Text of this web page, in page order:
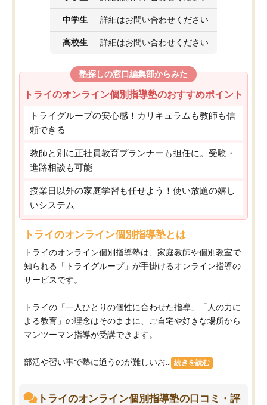
中学生 詳細はお問い合わせください
高校生 詳細はお問い合わせください
塾探しの窓口編集部からみた
トライのオンライン個別指導塾のおすすめポイント
トライグループの安心感！カリキュラムも教師も信
頼できる
教師と別に正社員教育プランナーも担任に。受験・
進路相談も可能
授業日以外の家庭学習も任せよう！使い放題の嬉し
いシステム
トライのオンライン個別指導塾とは
トライのオンライン個別指導塾は、家庭教師や個別教室で
知られる「トライグループ」が手掛けるオンライン指導の
サービスです。
トライの「一人ひとりの個性に合わせた指導」「人の力に
よる教育」の理念はそのままに、ご自宅や好きな場所から
マンツーマン指導が受講できます。
部活や習い事で塾に通うのが難しいお... 続きを読む
トライのオンライン個別指導塾の口コミ・評